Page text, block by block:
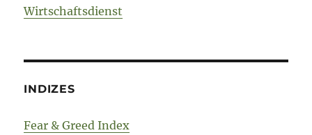
Wirtschaftsdienst
INDIZES
Fear & Greed Index